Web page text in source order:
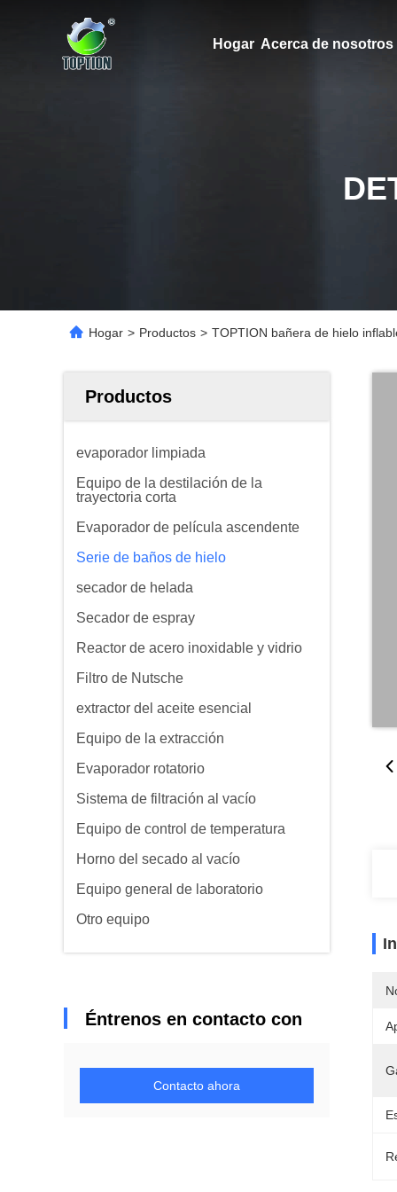
Hogar Acerca de nosotros
Hogar > Productos > TOPTION bañera de hielo
Productos
evaporador limpiada
Equipo de la destilación de la
trayectoria corta
Evaporador de película ascendente
Serie de baños de hielo
secador de helada
Secador de espray
Reactor de acero inoxidable y vidrio
Filtro de Nutsche
extractor del aceite esencial
Equipo de la extracción
Evaporador rotatorio
Sistema de filtración al vacío
Equipo de control de temperatura
Horno del secado al vacío
Equipo general de laboratorio
Otro equipo
Éntrenos en contacto con
Contacto ahora